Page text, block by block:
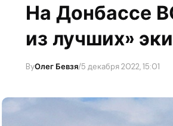
На Донбассе
из лучших»
ByОлег Бевзя/5 декабря 2022, 15:01